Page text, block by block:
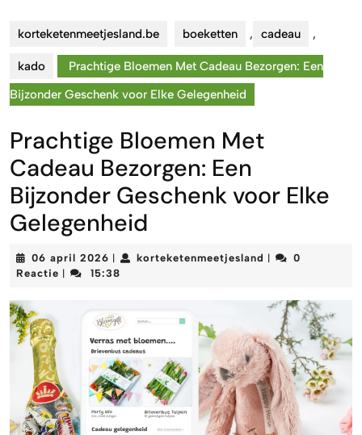
korteketenmeetjesland.be boeketten , cadeau ,
kado
Prachtige Bloemen Met Cadeau Bezorgen: Een
Bijzonder Geschenk voor Elke Gelegenheid
Prachtige Bloemen Met
Cadeau Bezorgen: Een
Bijzonder Geschenk voor Elke
Gelegenheid
06 april 2026 06
april
korteketenmeetjesland
0
Reactie
15:38